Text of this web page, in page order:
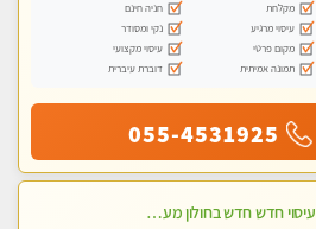
מקלחת
חניה חינם
עיסוי מרגיע
נקי ומסודר
מקום פרטי
עיסוי מקצועי
תמונה אמיתית
דוברת עיברית
055-4531925
עיסוי חדש חדש בחולון מעסות חדשות ומקצועיות בקליניקה פרטית.